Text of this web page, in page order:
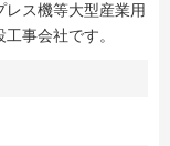
ス機等大型産業用
事会社です。